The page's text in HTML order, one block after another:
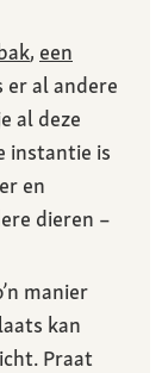
, een
er al andere
al deze
instantie is
en
dieren –
manier
kan
Praat